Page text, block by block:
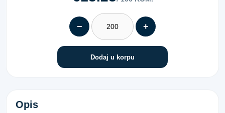
− +
Dodaj u korpu
VIJAK ZA DRVO (TX 30) DJELIMIČNI
Opis